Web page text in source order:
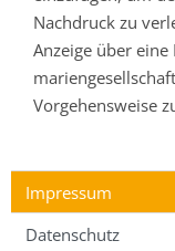
Nachdruck zu
Anzeige über eine
Vorgehensweise
Impressum
Datenschutz